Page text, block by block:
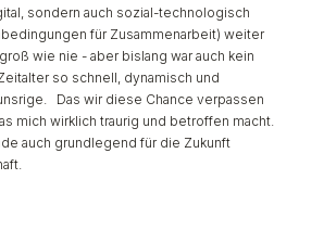
sondern auch sozial-technologisch
für Zusammenarbeit) weiter
wie nie - aber bislang war auch kein
so schnell, dynamisch und
Das wir diese Chance verpassen
mich wirklich traurig und betroffen macht.
auch grundlegend für die Zukunft